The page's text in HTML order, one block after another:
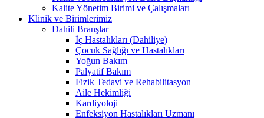
Kalite Yönetim Birimi ve Çalışmaları
Klinik ve Birimlerimiz
Dahili Branşlar
İç Hastalıkları (Dahiliye)
Çocuk Sağlığı ve Hastalıkları
Yoğun Bakım
Palyatif Bakım
Fizik Tedavi ve Rehabilitasyon
Aile Hekimliği
Kardiyoloji
Enfeksiyon Hastalıkları Uzmanı